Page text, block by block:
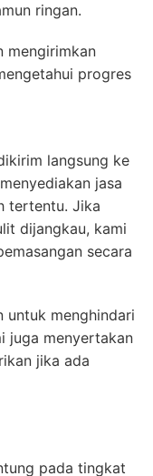
ringan.
mengirimkan
progres
langsung ke
jasa
tertentu. Jika
dijangkau, kami
secara
untuk menghindari
juga menyertakan
jika ada
pada tingkat